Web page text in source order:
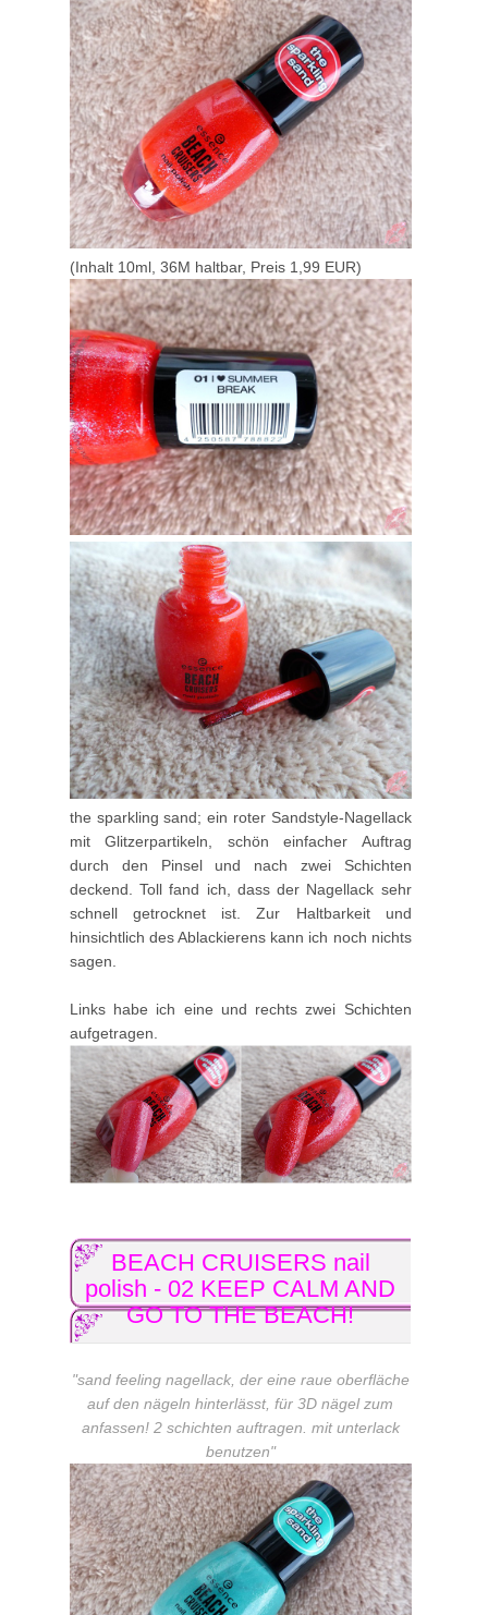
(Inhalt 10ml, 36M haltbar, Preis 1,99 EUR)
the sparkling sand; ein roter Sandstyle-Nagellack
mit Glitzerpartikeln, schön einfacher Auftrag
durch den Pinsel und nach zwei Schichten
deckend. Toll fand ich, dass der Nagellack sehr
schnell getrocknet ist. Zur Haltbarkeit und
hinsichtlich des Ablackierens kann ich noch nichts
sagen.
Links habe ich eine und rechts zwei Schichten
aufgetragen.
BEACH CRUISERS nail
polish - 02 KEEP CALM AND
GO TO THE BEACH!
"sand feeling nagellack, der eine raue oberfläche
auf den nägeln hinterlässt, für 3D nägel zum
anfassen! 2 schichten auftragen. mit unterlack
benutzen"